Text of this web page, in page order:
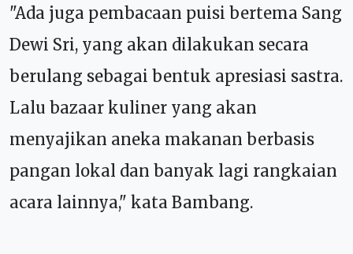
"Ada juga pembacaan puisi bertema Sang
Dewi Sri, yang akan dilakukan secara
berulang sebagai bentuk apresiasi sastra.
Lalu bazaar kuliner yang akan
menyajikan aneka makanan berbasis
pangan lokal dan banyak lagi rangkaian
acara lainnya," kata Bambang.